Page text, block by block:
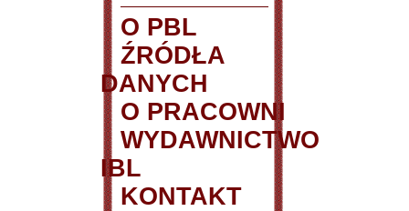
O PBL
ŹRÓDŁA
DANYCH
O PRACOWNI
WYDAWNICTWO
IBL
KONTAKT